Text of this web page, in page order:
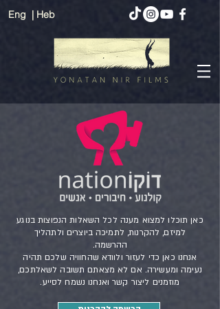
Eng | Heb
כאן תוכלו למצוא מענה לכל השאלות הנפוצות בנוגע
למיזם, להקרנות, לתמיכה ביוצרים ולתהליך
ההרשמה.
אנחנו כאן כדי לעזור ולוודא שהחוויה שלכם תהיה
נעימה ומעשירה. אם לא מצאתם תשובה לשאלתכם,
מוזמנים ליצור קשר ואנחנו נשמח לסייע.